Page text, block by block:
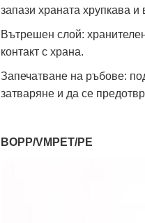
запази храната хрупкава и
Вътрешен слой:
контакт с храна.
Запечатване на ръбове:
затваряне и да се
BOPP/VMPET/PE